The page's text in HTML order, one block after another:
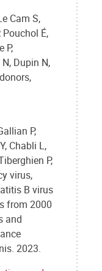
Cam S,
Pouchol É,
P,
Dupin N,
P,
Chabli L,
P,
virus,
B virus
from 2000
and
2023.